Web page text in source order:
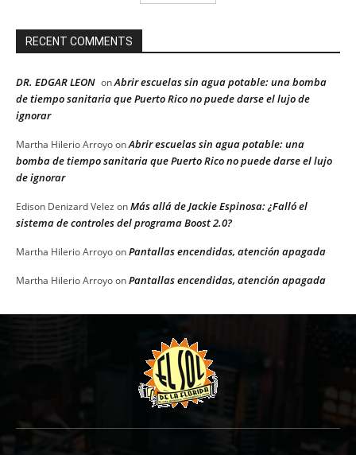
RECENT COMMENTS
DR. EDGAR LEON onAbrir escuelas sin agua potable: una bomba
de tiempo sanitaria que Puerto Rico no puede darse el lujo de
ignorar
Martha Hilerio ArroyoonAbrir escuelas sin agua potable: una
bomba de tiempo sanitaria que Puerto Rico no puede darse el lujo
de ignorar
Edison Denizard Velez onMás allá de Jackie Espinosa: ¿Falló el
sistema de controles del programa Boost 2.0?
Martha Hilerio ArroyoonPantallas encendidas, atención apagada
Martha Hilerio ArroyoonPantallas encendidas, atención apagada